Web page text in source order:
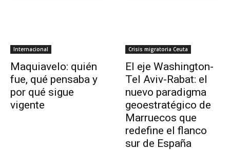
Internacional
Maquiavelo: quién
fue, qué pensaba y
por qué sigue
vigente
Crisis migratoria Ceuta
El eje Washington-
Tel Aviv-Rabat: el
nuevo paradigma
geoestratégico de
Marruecos que
redefine el flanco
sur de España